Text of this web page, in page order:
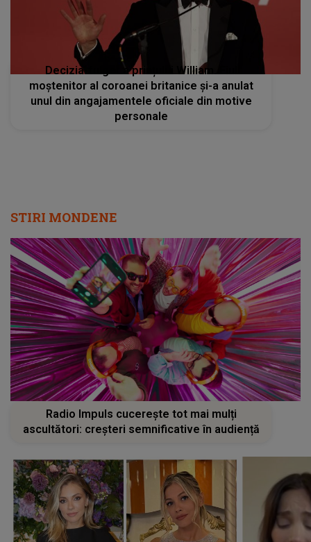
Decizia-fulger a prințului William. Fiul
moștenitor al coroanei britanice și-a anulat
unul din angajamentele oficiale din motive
personale
STIRI MONDENE
Radio Impuls cucerește tot mai mulți
ascultători: creșteri semnificative în audiență